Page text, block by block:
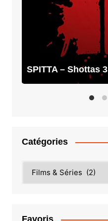
SPITTA – Shottas 3
Catégories